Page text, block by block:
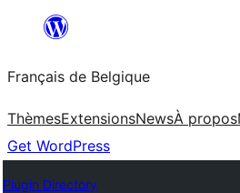
contenu
Français de Belgique
ThèmesExtensionsNewsÀ propos
Get WordPress
Plugin Directory